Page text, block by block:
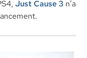
Just Cause 3 n’a